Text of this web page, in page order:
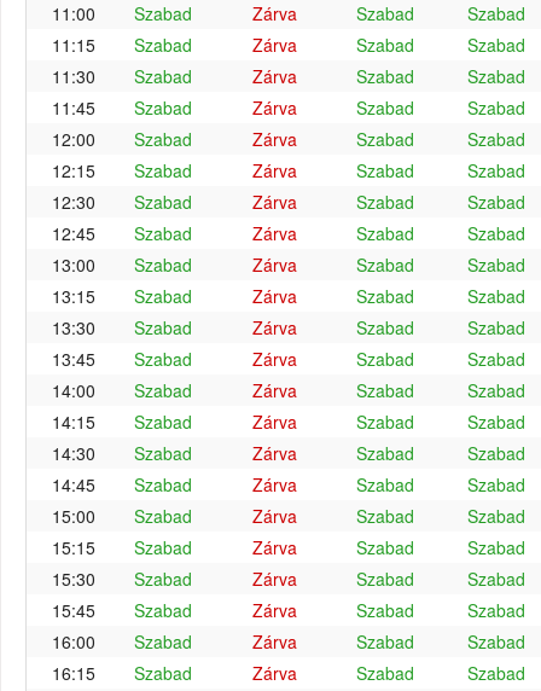
11:00
Szabad Zárva Szabad
Szabad
11:15
Szabad Zárva Szabad
Szabad
11:30
Szabad Zárva Szabad
Szabad
11:45
Szabad Zárva Szabad
Szabad
12:00
Szabad Zárva Szabad
Szabad
12:15
Szabad Zárva Szabad
Szabad
12:30
Szabad Zárva Szabad
Szabad
12:45
Szabad Zárva Szabad
Szabad
13:00
Szabad Zárva Szabad
Szabad
13:15
Szabad Zárva Szabad
Szabad
13:30
Szabad Zárva Szabad
Szabad
13:45
Szabad Zárva Szabad
Szabad
14:00
Szabad Zárva Szabad
Szabad
14:15
Szabad Zárva Szabad
Szabad
14:30
Szabad Zárva Szabad
Szabad
14:45
Szabad Zárva Szabad
Szabad
15:00
Szabad Zárva Szabad
Szabad
15:15
Szabad Zárva Szabad
Szabad
15:30
Szabad Zárva Szabad
Szabad
15:45
Szabad Zárva Szabad
Szabad
16:00
Szabad Zárva Szabad
Szabad
16:15
Szabad Zárva Szabad Szabad